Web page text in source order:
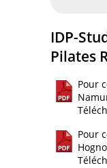
IDP-
Pilates
Pour
Pour